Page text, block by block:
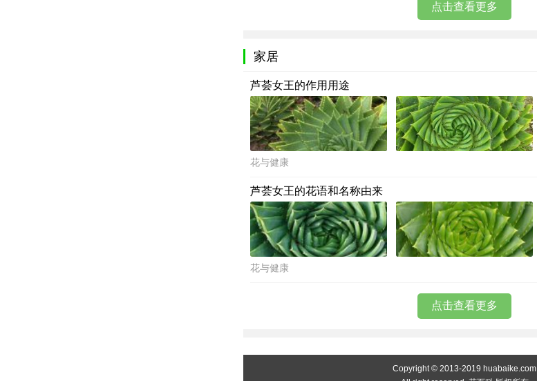
点击查看更多
家居
芦荟女王的作用用途
花与健康
芦荟女王的花语和名称由来
花与健康
点击查看更多
Copyright © 2013-2019 huabaike.com